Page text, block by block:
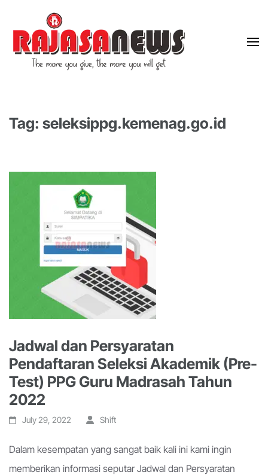
Tag: seleksippg.kemenag.go.id
Jadwal dan Persyaratan
Pendaftaran Seleksi Akademik (Pre-
Test) PPG Guru Madrasah Tahun
2022
July 29, 2022 Shift
Dalam kesempatan yang sangat baik kali ini kami ingin
memberikan informasi seputar Jadwal dan Persyaratan